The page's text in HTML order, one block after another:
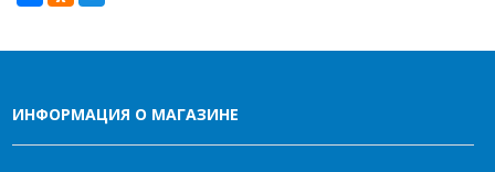
ИНФОРМАЦИЯ О МАГАЗИНЕ